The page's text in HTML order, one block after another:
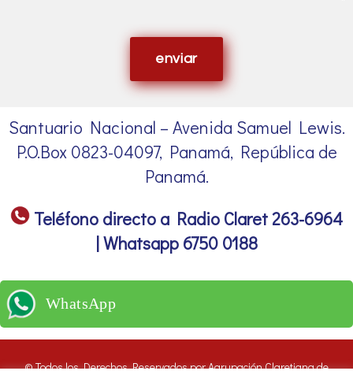
enviar
Santuario Nacional – Avenida Samuel Lewis.
P.O.Box 0823-04097, Panamá, República de
Panamá.
Teléfono directo a Radio Claret 263-6964
| Whatsapp 6750 0188
WhatsApp
© Todos los Derechos Reservados por Agrupación Claretiana de